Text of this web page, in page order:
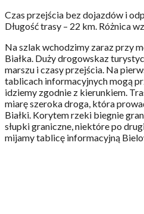
Czas przejścia bez dojazdów i
Długość trasy – 22 km. Różnica
Na szlak wchodzimy zaraz przy
Białka. Duży drogowskaz
marszu i czasy przejścia. Na
tablicach informacyjnych mogą
idziemy zgodnie z kierunkiem.
miarę szeroka droga, która
Białki. Korytem rzeki biegnie
słupki graniczne, niektóre po
mijamy tablicę informacyjną